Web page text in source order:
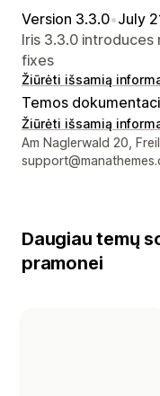
Version 3.3.0•July
Iris 3.3.0
fixes
Žiūrėti išsamią
Temos
Žiūrėti išsamią
Kūrėjo kontaktiniai
Am Naglerwald 20,
Daugiau temų
pramonei